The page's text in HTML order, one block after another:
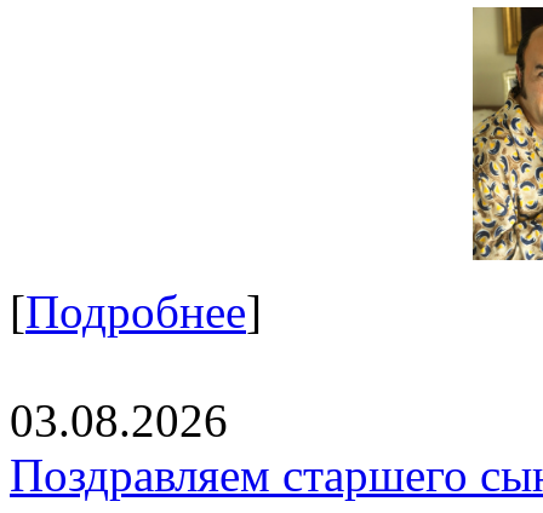
[Подробнее]
03.08.2026
Поздравляем старшего